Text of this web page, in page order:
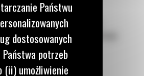
równoważy prędkość i moc,
i dużą siłę zamykania, co pomaga
Państwu
dostosowanych
Państwa potrzeb
(ii) umożliwienie